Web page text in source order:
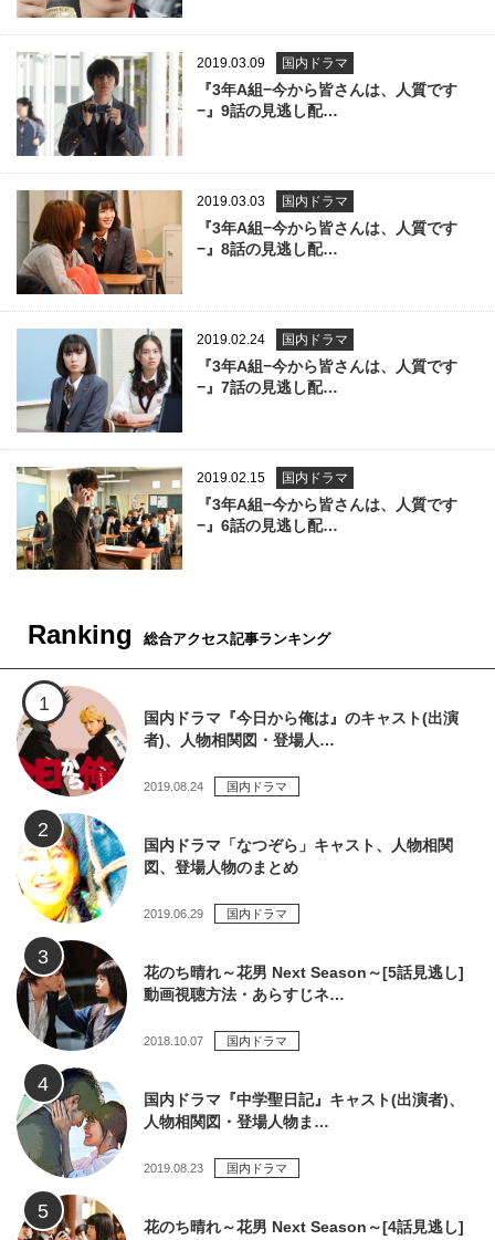
2019.03.09 国内ドラマ
『3年A組−今から皆さんは、人質です
−』9話の見逃し配…
2019.03.03 国内ドラマ
『3年A組−今から皆さんは、人質です
−』8話の見逃し配…
2019.02.24 国内ドラマ
『3年A組−今から皆さんは、人質です
−』7話の見逃し配…
2019.02.15 国内ドラマ
『3年A組−今から皆さんは、人質です
−』6話の見逃し配…
Ranking 総合アクセス記事ランキング
国内ドラマ『今日から俺は』のキャスト(出演
者)、人物相関図・登場人…
2019.08.24 国内ドラマ
国内ドラマ「なつぞら」キャスト、人物相関
図、登場人物のまとめ
2019.06.29 国内ドラマ
花のち晴れ～花男 Next Season～[5話見逃し]
動画視聴方法・あらすじネ…
2018.10.07 国内ドラマ
国内ドラマ『中学聖日記』キャスト(出演者)、
人物相関図・登場人物ま…
2019.08.23 国内ドラマ
花のち晴れ～花男 Next Season～[4話見逃し]